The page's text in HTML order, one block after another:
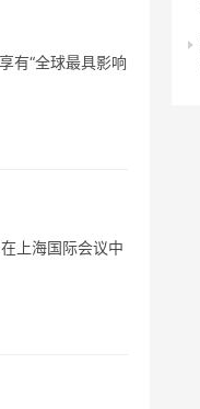
有“全球最具影响
上海国际会议中